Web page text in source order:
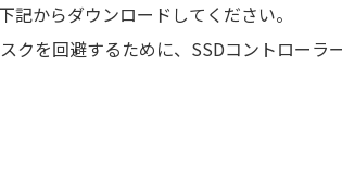
からダウンロードしてください。
を回避するために、SSDコントローラ